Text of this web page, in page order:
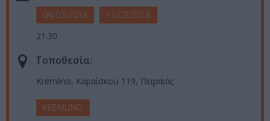
04/03/2018
11/03/2018
21.30
Τοποθεσία:
Kremlino, Καραίσκου 119, Πειραιάς
KREMLINO